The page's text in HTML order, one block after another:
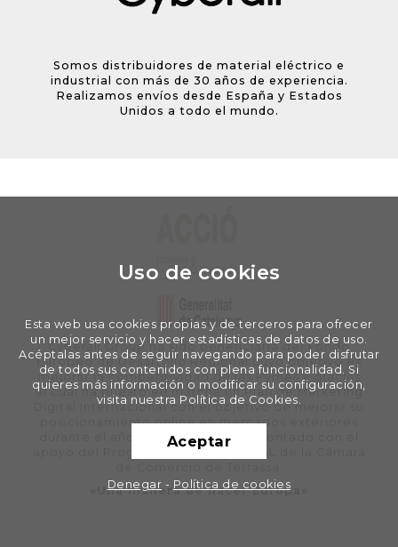
Somos distribuidores de material eléctrico e
industrial con más de 30 años de experiencia.
Realizamos envíos desde España y Estados
Unidos a todo el mundo.
Cyberall Group ha sido beneficiaria del Fondo
Europeo de Desarrollo Regional cuyo objetivo es
mejorar la competitividad de las Pymes y gracias
al cual ha puesto en marcha un Plan de Marketing
Digital Internacional con el objetivo de mejorar su
posicionamiento online en mercados exteriores
durante el año 2020. Para ello ha contado con el
apoyo del Programa XPANDE DIGITAL de la Cámara
«Una manera de hacer Europa»
Uso de cookies
Esta web usa cookies propias y de terceros para ofrecer
un mejor servicio y hacer estadísticas de datos de uso.
Acéptalas antes de seguir navegando para poder disfrutar
de todos sus contenidos con plena funcionalidad. Si
quieres más información o modificar su configuración,
visita nuestra Política de Cookies.
Aceptar
Denegar - Política de cookies